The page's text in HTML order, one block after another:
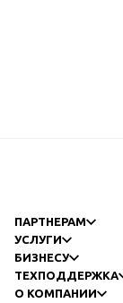
ПАРТНЕРАМ
УСЛУГИ
БИЗНЕСУ
ТЕХПОДДЕРЖКА
О КОМПАНИИ